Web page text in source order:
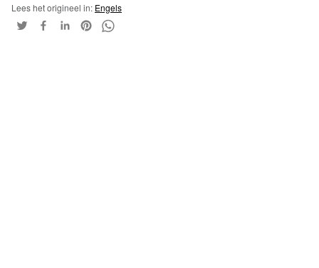
Lees het origineel in: Engels